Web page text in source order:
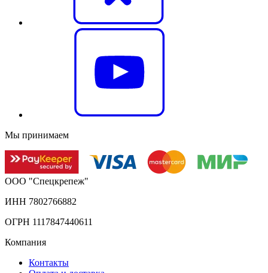
Мы принимаем
ООО "Спецкрепеж"
ИНН 7802766882
ОГРН 1117847440611
Компания
Контакты